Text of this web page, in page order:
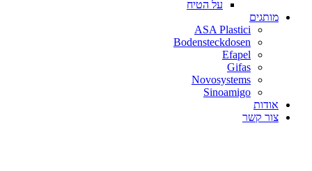
על הטיח
מותגים
ASA Plastici
Bodensteckdosen
Efapel
Gifas
Novosystems
Sinoamigo
אודות
צור קשר